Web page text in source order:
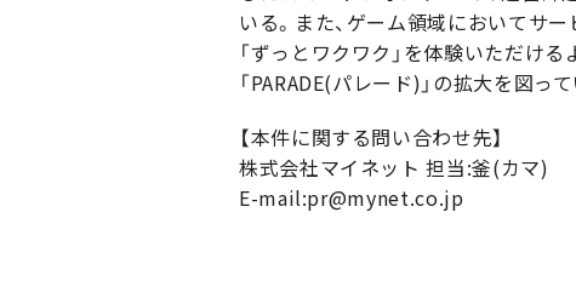
いる。また、ゲーム領域においてサ
「ずっとワクワク」を体験いただけ
「PARADE(パレード)」の拡大を図って
【本件に関する問い合わせ先】
株式会社マイネット 担当:釜(カマ)
E-mail:pr@mynet.co.jp